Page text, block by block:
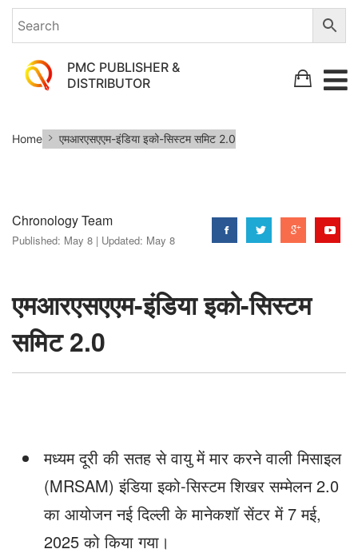
PMC PUBLISHER &
DISTRIBUTOR
एमआरएसएएम-
इंडिया
समिट
2.0
Home एमआरएसएएम-इंडिया इको-सिस्टम समिट 2.0
Chronology Team
Published: May 8 | Updated: May 8
एमआरएसएएम-इंडिया इको-सिस्टम
समिट 2.0
मध्यम दूरी की सतह से वायु में मार करने वाली मिसाइल
(MRSAM) इंडिया इको-सिस्टम शिखर सम्मेलन 2.0
का आयोजन नई दिल्ली के मानेकशॉ सेंटर में 7 मई,
2025 को किया गया।